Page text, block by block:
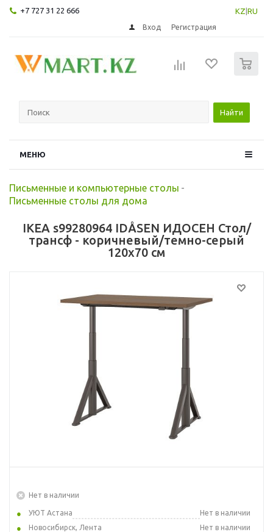
+7 727 31 22 666 KZ RU
Вход Регистрация
Найти
МЕНЮ
Письменные и компьютерные столы -
Письменные столы для дома
IKEA s99280964 IDÅSEN ИДОСЕН Стол/
трансф - коричневый/темно-серый
120x70 см
Нет в наличии
УЮТ Астана
Нет в наличии
Новосибирск, Лента
Нет в наличии